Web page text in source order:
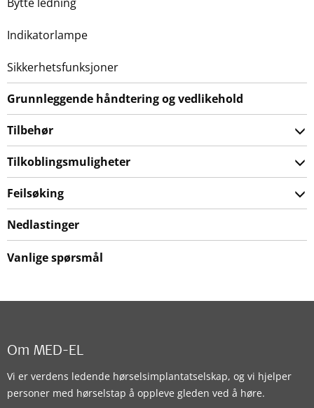
Indikatorlampe
Sikkerhetsfunksjoner
Grunnleggende håndtering og vedlikehold
Tilbehør
Tilkoblingsmuligheter
Feilsøking
Nedlastinger
Vanlige spørsmål
Om MED-EL
Vi er verdens ledende hørselsimplantatselskap, og vi hjelper
personer med hørselstap å oppleve gleden ved å høre.